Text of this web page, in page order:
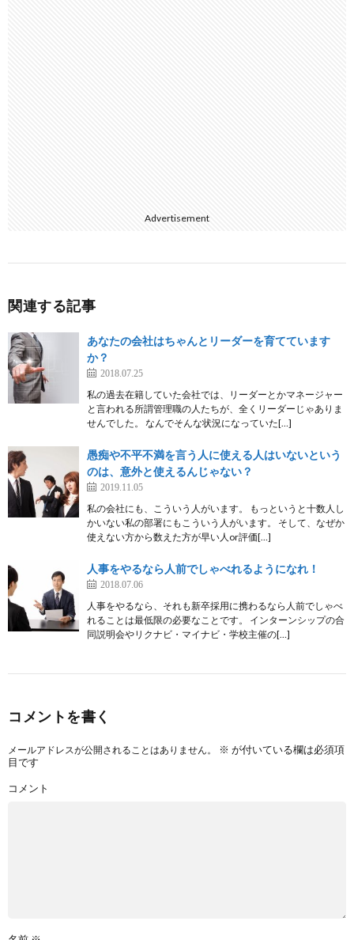
Advertisement
関連する記事
あなたの会社はちゃんとリーダーを育てています
か？
2018.07.25
私の過去在籍していた会社では、リーダーとかマネージャー
と言われる所謂管理職の人たちが、全くリーダーじゃありま
せんでした。 なんでそんな状況になっていた[…]
愚痴や不平不満を言う人に使える人はいないという
のは、意外と使えるんじゃない？
2019.11.05
私の会社にも、こういう人がいます。 もっというと十数人し
かいない私の部署にもこういう人がいます。 そして、なぜか
使えない方から数えた方が早い人or評価[…]
人事をやるなら人前でしゃべれるようになれ！
2018.07.06
人事をやるなら、それも新卒採用に携わるなら人前でしゃべ
れることは最低限の必要なことです。 インターンシップの合
同説明会やリクナビ・マイナビ・学校主催の[…]
コメントを書く
メールアドレスが公開されることはありません。 ※ が付いている欄は必須項
目です
コメント